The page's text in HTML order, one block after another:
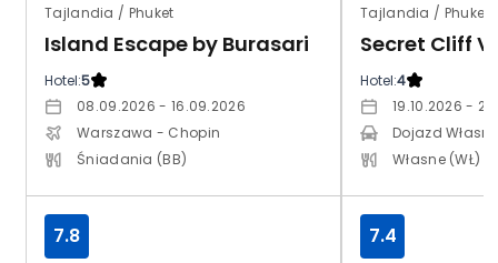
Tajlandia / Phuket
Island Escape by Burasari
Hotel:5
08.09.2026 - 16.09.2026
Warszawa - Chopin
Śniadania (BB)
7.8
Tajlandia / Phuket
Secret Cliff
Hotel:4
19.10.2026 -
Dojazd Własny
Własne (WŁ)
7.4